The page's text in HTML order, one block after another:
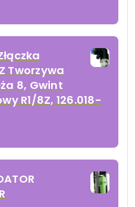
Tworzywa
8, Gwint
R1/8Z, 126.018-